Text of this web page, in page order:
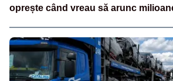
oprește când vreau să arunc